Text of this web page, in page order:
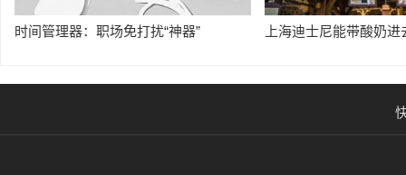
时间管理器：职场免打扰“神器” 上海迪士尼能带酸奶进